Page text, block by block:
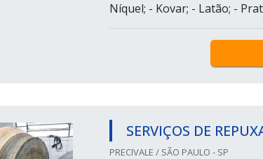
Níquel; - Kovar; - Latão; -
SERVIÇOS DE
PRECIVALE / SÃO PAULO - SP